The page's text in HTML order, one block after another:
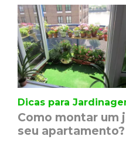
Dicas para
Como montar um
seu apartamento?